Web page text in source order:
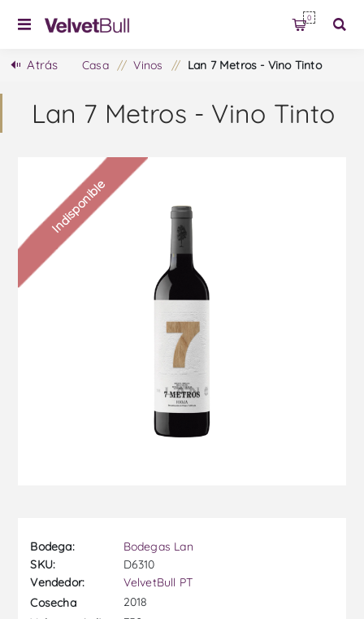
0
Atrás Casa / Vinos / Lan 7 Metros - Vino Tinto
Lan 7 Metros - Vino Tinto
Indisponible
Bodega:
Bodegas Lan
SKU:
D6310
Vendedor:
VelvetBull PT
Cosecha
2018